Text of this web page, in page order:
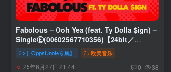
Fabolous – Ooh Yea (feat. Ty Dolla $ign) –
SingleⒺ(00602567710356)【24bit／
44.1kHz】土耳其区
〖OppsUnote专属〗 欧美音乐
25年6月27日 21:44 0 38